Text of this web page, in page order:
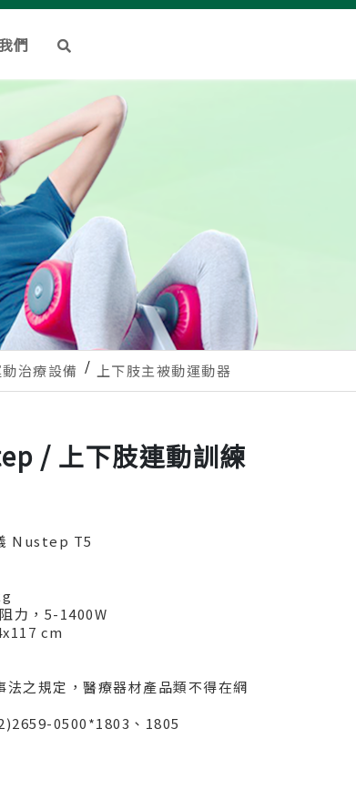
們
治療設備 上下肢主被動運動器
/ 上下肢連動訓練
Nustep T5
力，5-1400W
cm
法之規定，醫療器材產品類不得在網
0500*1803、1805